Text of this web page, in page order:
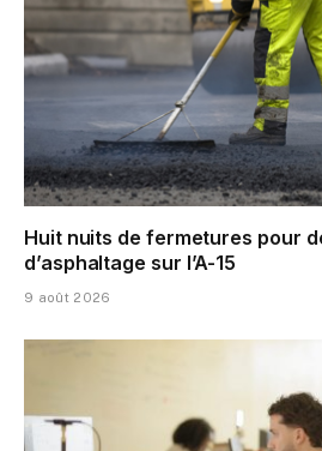
Huit nuits de fermetures pour
d’asphaltage sur l’A-15
9 août 2026